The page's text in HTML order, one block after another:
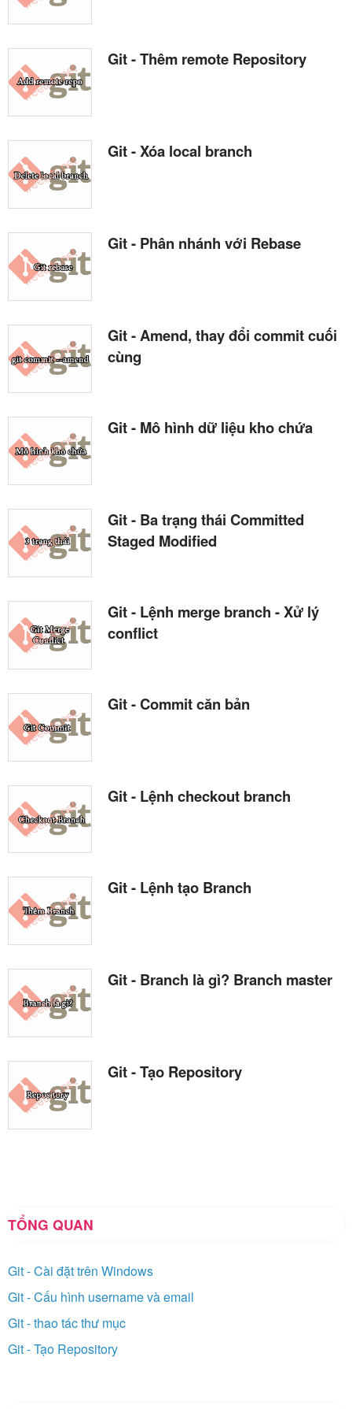
Git - Thêm remote Repository
Git - Xóa local branch
Git - Phân nhánh với Rebase
Git - Amend, thay đổi commit cuối
cùng
Git - Mô hình dữ liệu kho chứa
Git - Ba trạng thái Committed
Staged Modified
Git - Lệnh merge branch - Xử lý
conflict
Git - Commit căn bản
Git - Lệnh checkout branch
Git - Lệnh tạo Branch
Git - Branch là gì? Branch master
Git - Tạo Repository
TỔNG QUAN
Git - Cài đặt trên Windows
Git - Cấu hình username và email
Git - thao tác thư mục
Git - Tạo Repository